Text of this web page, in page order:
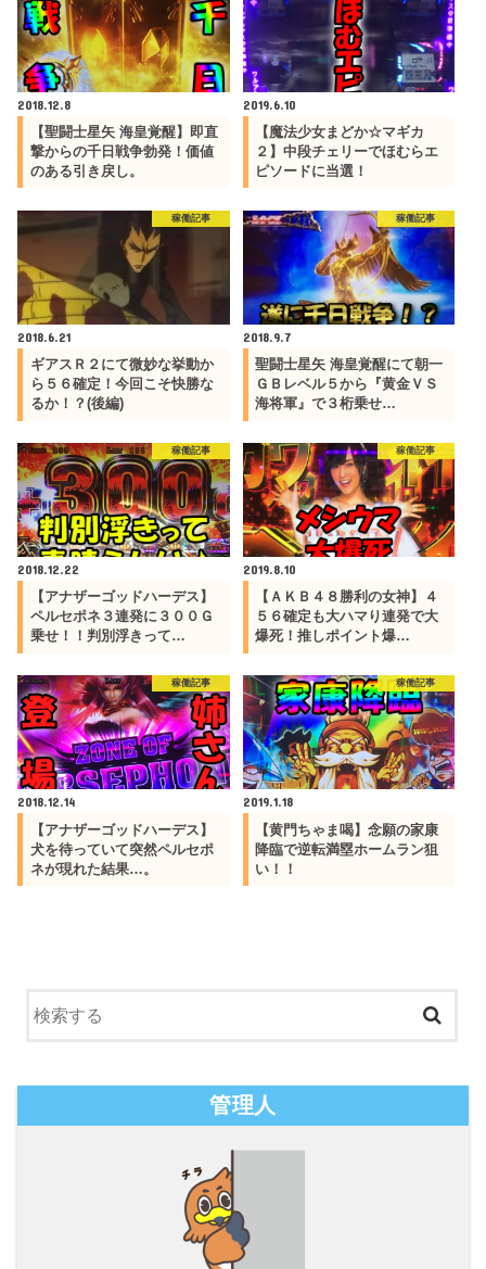
2018.12.8
【聖闘士星矢 海皇覚醒】即直
撃からの千日戦争勃発！価値
のある引き戻し。
2019.6.10
【魔法少女まどか☆マギカ
２】中段チェリーでほむらエ
ピソードに当選！
稼働記事
2018.6.21
ギアスＲ２にて微妙な挙動か
ら５６確定！今回こそ快勝な
るか！？(後編)
稼働記事
2018.9.7
聖闘士星矢 海皇覚醒にて朝一
ＧＢレベル５から『黄金ＶＳ
海将軍』で３桁乗せ…
稼働記事
2018.12.22
【アナザーゴッドハーデス】
ペルセポネ３連発に３００Ｇ
乗せ！！判別浮きって…
稼働記事
2019.8.10
【ＡＫＢ４８勝利の女神】４
５６確定も大ハマり連発で大
爆死！推しポイント爆…
稼働記事
2018.12.14
【アナザーゴッドハーデス】
犬を待っていて突然ペルセポ
ネが現れた結果…。
稼働記事
2019.1.18
【黄門ちゃま喝】念願の家康
降臨で逆転満塁ホームラン狙
い！！
管理人